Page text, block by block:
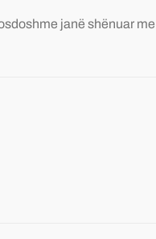
janë shënuar